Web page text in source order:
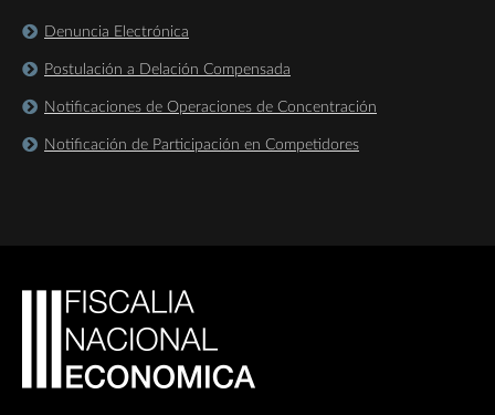
Denuncia Electrónica
Postulación a Delación Compensada
Notificaciones de Operaciones de Concentración
Notificación de Participación en Competidores